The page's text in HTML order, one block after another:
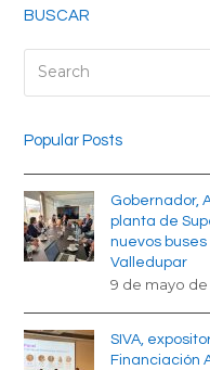
BUSCAR
Popular Posts
Gobernador,
planta de
nuevos
Valledupar
9 de mayo de
SIVA,
Financiación